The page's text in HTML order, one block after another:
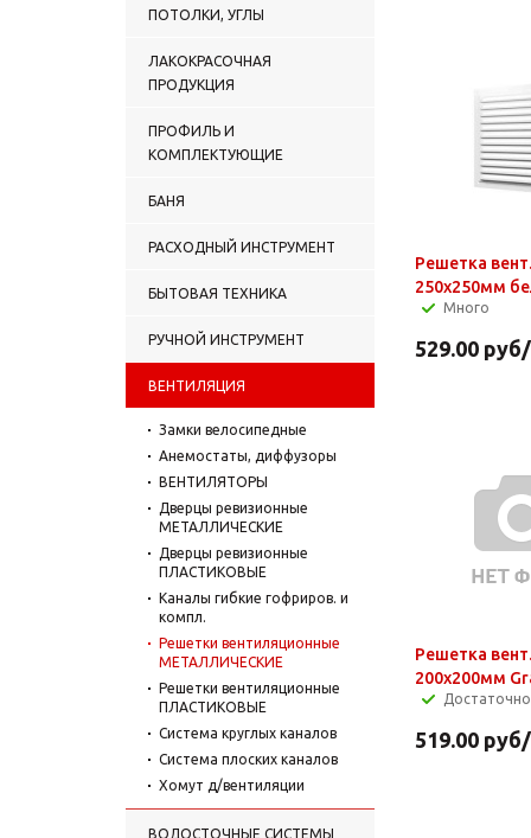
ПОТОЛКИ, УГЛЫ
ЛАКОКРАСОЧНАЯ
ПРОДУКЦИЯ
ПРОФИЛЬ И
КОМПЛЕКТУЮЩИЕ
БАНЯ
РАСХОДНЫЙ ИНСТРУМЕНТ
БЫТОВАЯ ТЕХНИКА
РУЧНОЙ ИНСТРУМЕНТ
ВЕНТИЛЯЦИЯ
Замки велосипедные
Анемостаты, диффузоры
ВЕНТИЛЯТОРЫ
Дверцы ревизионные
МЕТАЛЛИЧЕСКИЕ
Дверцы ревизионные
ПЛАСТИКОВЫЕ
Каналы гибкие гофриров. и
компл.
Решетки вентиляционные
МЕТАЛЛИЧЕСКИЕ
Решетки вентиляционные
ПЛАСТИКОВЫЕ
Система круглых каналов
Система плоских каналов
Хомут д/вентиляции
ВОДОСТОЧНЫЕ СИСТЕМЫ
Решетка
250х250мм
Много
529.00 руб
Решетка
200х200мм
Достаточно
519.00 руб